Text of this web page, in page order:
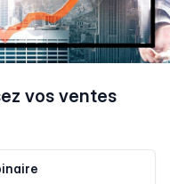
vos ventes